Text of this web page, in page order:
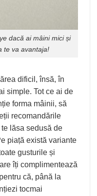
dacă ai mâini mici și
te va avantaja!
dificil, însă, în
simple. Tot ce ai de
forma mâinii, să
recomandările
lăsa sedusă de
piață există variante
gusturile și
îți complimentează
că, până la
tocmai